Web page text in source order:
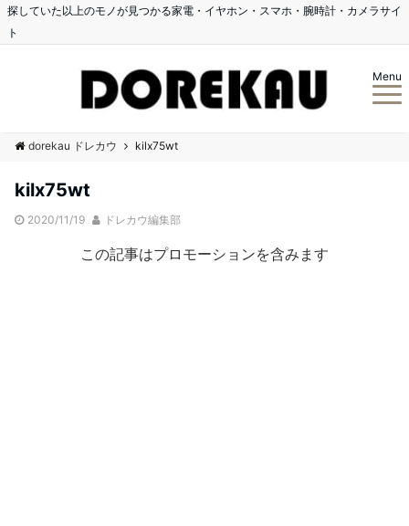
探していた以上のモノが見つかる家電・イヤホン・スマホ・腕時計・カメラサイ
ト
Menu
dorekau ドレカウ kilx75wt
kilx75wt
2020/11/19 ドレカウ編集部
この記事はプロモーションを含みます